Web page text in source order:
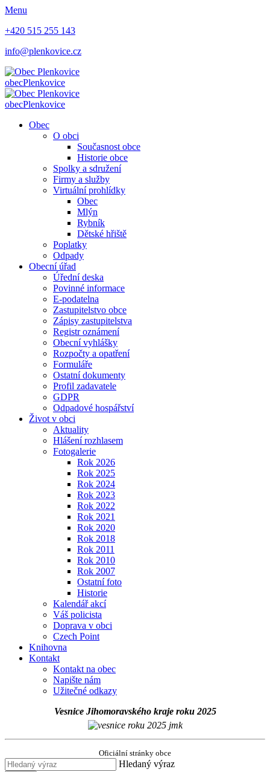
Menu
+420 515 255 143
info@plenkovice.cz
obecPlenkovice
obecPlenkovice
Obec
O obci
Současnost obce
Historie obce
Spolky a sdružení
Firmy a služby
Virtuální prohlídky
Obec
Mlýn
Rybník
Dětské hřiště
Poplatky
Odpady
Obecní úřad
Úřední deska
Povinné informace
E-podatelna
Zastupitelstvo obce
Zápisy zastupitelstva
Registr oznámení
Obecní vyhlášky
Rozpočty a opatření
Formuláře
Ostatní dokumenty
Profil zadavatele
GDPR
Odpadové hospářství
Život v obci
Aktuality
Hlášení rozhlasem
Fotogalerie
Rok 2026
Rok 2025
Rok 2024
Rok 2023
Rok 2022
Rok 2021
Rok 2020
Rok 2018
Rok 2011
Rok 2010
Rok 2007
Ostatní foto
Historie
Kalendář akcí
Váš policista
Doprava v obci
Czech Point
Knihovna
Kontakt
Kontakt na obec
Napište nám
Užitečné odkazy
Vesnice Jihomoravského kraje roku 2025
Oficiální stránky obce
Hledaný výraz